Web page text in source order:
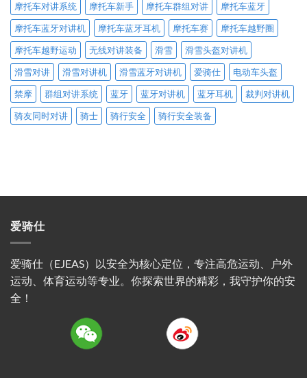
摩托车对讲系统
摩托车新手 摩托车群组对讲
摩托车蓝牙
摩托车蓝牙对讲机
摩托车蓝牙耳机 摩托车赛
摩托车越野圈
摩托车越野运动
无线对讲装备 滑雪
滑雪头盔对讲机
滑雪对讲
滑雪对讲机 滑雪蓝牙对讲机 爱骑仕
电动车头盔
禁摩
群组对讲系统 蓝牙 蓝牙对讲机 蓝牙耳机
裁判对讲机
骑友同时对讲
骑士 骑行安全 骑行安全装备
爱骑仕
爱骑仕（EJEAS）以安全为核心定位，专注高危运动、户外
运动、体育运动等专业。你探索世界的精彩，我守护你的安
全！